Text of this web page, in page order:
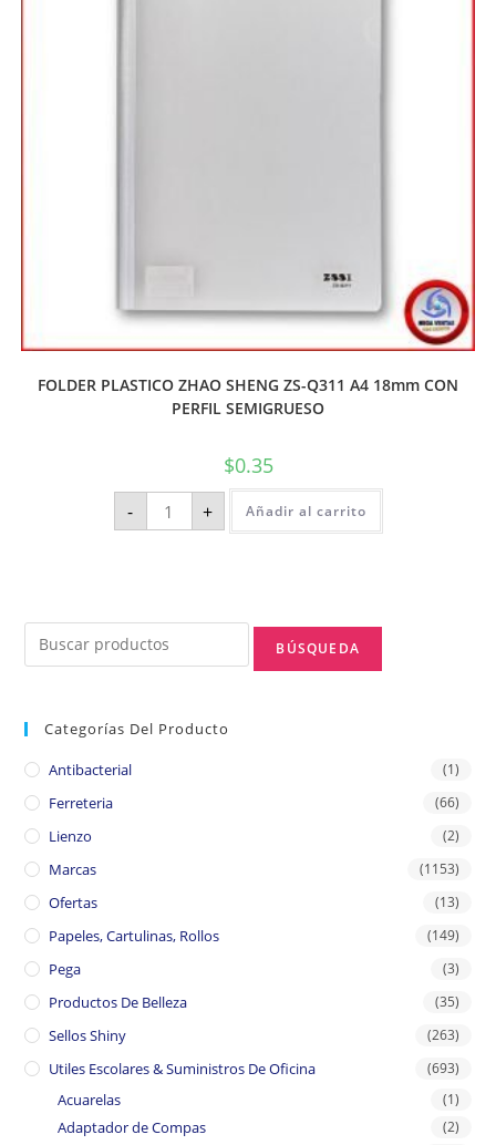
FOLDER PLASTICO ZHAO SHENG ZS-Q311 A4 18mm CON
PERFIL SEMIGRUESO
$0.35
- + Añadir al carrito
Categorías Del Producto
Antibacterial (1)
Ferreteria (66)
Lienzo (2)
Marcas (1153)
Ofertas (13)
Papeles, Cartulinas, Rollos (149)
Pega (3)
Productos De Belleza (35)
Sellos Shiny (263)
Utiles Escolares & Suministros De Oficina (693)
Acuarelas (1)
Adaptador de Compas (2)